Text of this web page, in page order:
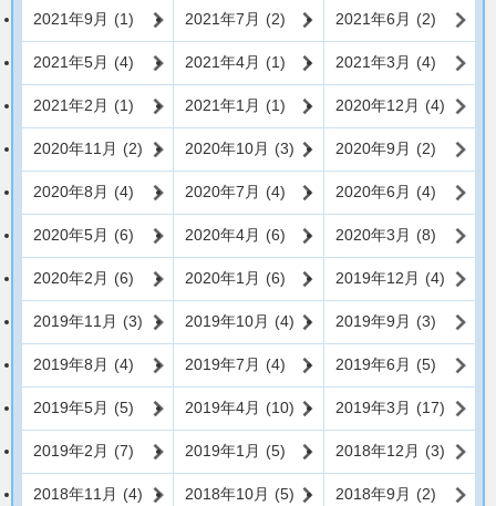
2021年9月 (1) 2021年7月 (2) 2021年6月 (2)
2021年5月 (4) 2021年4月 (1) 2021年3月 (4)
2021年2月 (1) 2021年1月 (1) 2020年12月 (4)
2020年11月 (2) 2020年10月 (3) 2020年9月 (2)
2020年8月 (4) 2020年7月 (4) 2020年6月 (4)
2020年5月 (6) 2020年4月 (6) 2020年3月 (8)
2020年2月 (6) 2020年1月 (6) 2019年12月 (4)
2019年11月 (3) 2019年10月 (4) 2019年9月 (3)
2019年8月 (4) 2019年7月 (4) 2019年6月 (5)
2019年5月 (5) 2019年4月 (10) 2019年3月 (17)
2019年2月 (7) 2019年1月 (5) 2018年12月 (3)
2018年11月 (4) 2018年10月 (5) 2018年9月 (2)